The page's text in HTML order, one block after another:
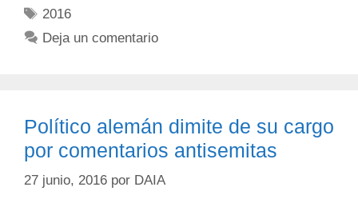
2016
Deja un comentario
Político alemán dimite de su cargo
por comentarios antisemitas
27 junio, 2016 por DAIA